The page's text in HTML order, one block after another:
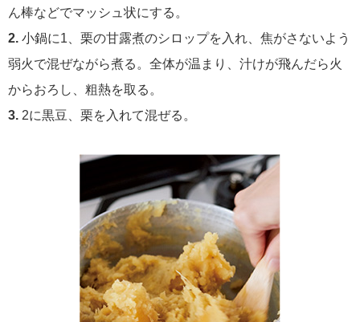
ん棒などでマッシュ状にする。
2. 小鍋に1、栗の甘露煮のシロップを入れ、焦がさないよう
弱火で混ぜながら煮る。全体が温まり、汁けが飛んだら火
からおろし、粗熱を取る。
3. 2に黒豆、栗を入れて混ぜる。